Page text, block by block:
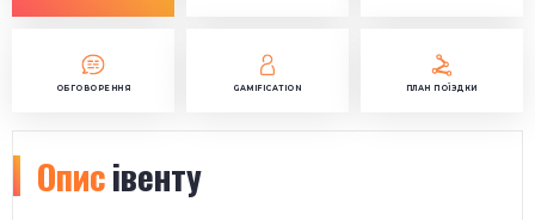
ОБГОВОРЕННЯ GAMIFICATION ПЛАН ПОЇЗДКИ
Описівенту